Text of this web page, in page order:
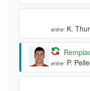
entre: K.
entre: P.